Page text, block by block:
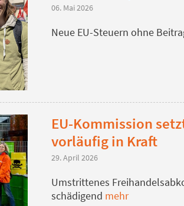
06. Mai 2026
Neue EU-Steuern ohne
EU-Kommission
vorläufig in Kraft
29. April 2026
Umstrittenes
schädigend mehr